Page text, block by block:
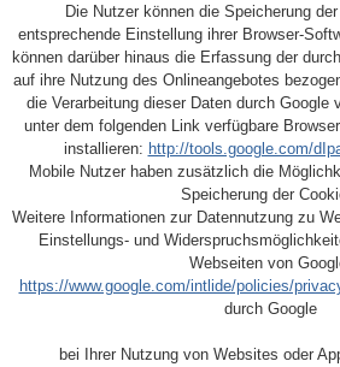
Die Nutzer können die Speicherung
entsprechende Einstellung ihrer Browser-
können darüber hinaus die Erfassung der
auf ihre Nutzung des Onlineangebotes
die Verarbeitung dieser Daten durch Google
unter dem folgenden Link verfügbare
installieren: http://tools.google.com/
Mobile Nutzer haben zusätzlich die
Speicherung der
Weitere Informationen zur Datennutzung zu
Einstellungs- und
Webseiten von
https://www.google.com/intlide/policies/
durch Google
bei Ihrer Nutzung von Websites oder